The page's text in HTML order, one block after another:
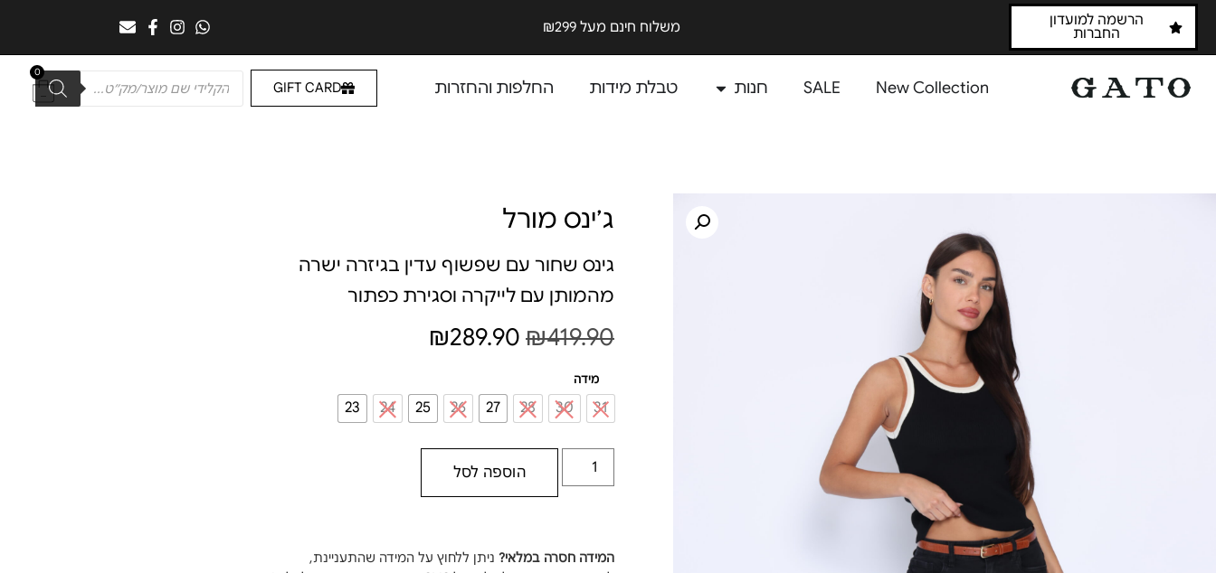
הרשמה למועדון
החברות
משלוח חינם מעל ₪299
New Collection
SALE חנות טבלת מידות החלפות והחזרות GIFT CARD
0
ג׳ינס מורל
גינס שחור עם שפשוף עדין בגיזרה ישרה
מהמותן עם לייקרה וסגירת כפתור
₪419.90
₪289.90
מידה
31
30
28
27
26
25
24
23
הוספה לסל
המידה חסרה במלאי? ניתן ללחוץ על המידה שהתעניינת,